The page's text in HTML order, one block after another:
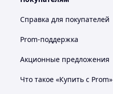
Справка для покупателей
Prom-поддержка
Акционные предложения
Что такое «Купить с Prom»